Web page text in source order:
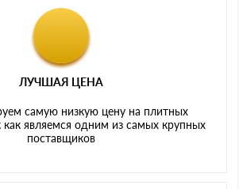
ЛУЧШАЯ ЦЕНА
самую низкую цену на плитных
как являемся одним из самых крупных
поставщиков